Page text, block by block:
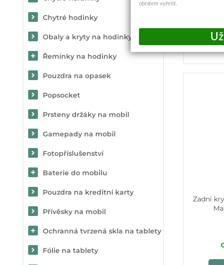
Chytré hodinky
Obaly a kryty na hodinky
Řemínky na hodinky
Pouzdra na opasek
Popsocket
Prsteny držáky na mobil
Gamepady na mobil
Fotopříslušenství
Baterie do mobilu
Pouzdra na kreditní karty
Přívěsky na mobil
Ochranná tvrzená skla na tablety
Fólie na tablety
Zadní
obratem vyřešit.